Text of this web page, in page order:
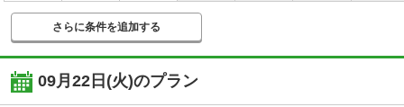
さらに条件を追加する
09月22日(火)のプラン